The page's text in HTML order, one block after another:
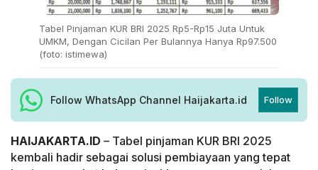
Tabel Pinjaman KUR BRI 2025 Rp5-Rp15 Juta Untuk
UMKM, Dengan Cicilan Per Bulannya Hanya Rp97.500
(foto: istimewa)
Follow WhatsApp Channel Haijakarta.id Follow
HAIJAKARTA.ID – Tabel pinjaman KUR BRI 2025
kembali hadir sebagai solusi pembiayaan yang tepat